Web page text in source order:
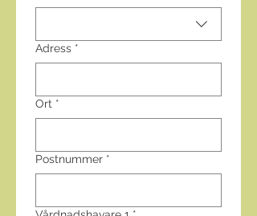
Adress *
Ort *
Postnummer *